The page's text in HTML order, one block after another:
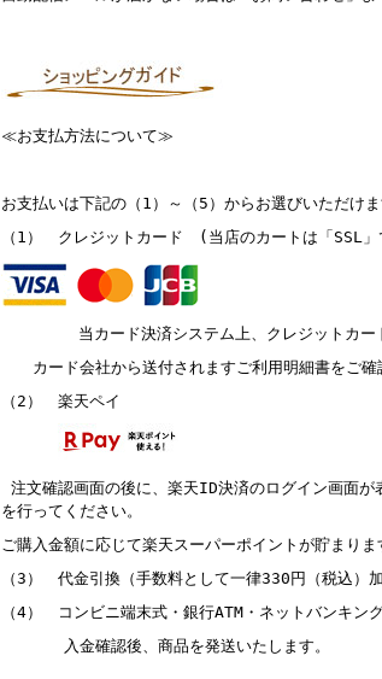
≪お支払方法について≫
お支払いは下記の（1）～（5）からお選びいただけま
（1） クレジットカード (当店のカートは「SSL」
当カード決済システム上、クレジットカード
カード会社から送付されますご利用明細書をご確
（2） 楽天ペイ
注文確認画面の後に、楽天ID決済のログイン画面
を行ってください。
ご購入金額に応じて楽天スーパーポイントが貯まりま
（3） 代金引換（手数料として一律330円（税込）加
（4） コンビニ端末式・銀行ATM・ネットバンキ
入金確認後、商品を発送いたします。